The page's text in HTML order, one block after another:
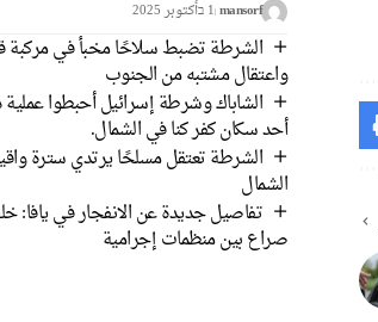
mansorf1 בأكتوبر 2025
الشرطة تضبط سلاحًا مخبأ في مركبة
واعتقال مشتبه من الجنوب
الشاباك وشرطة إسرائيل أحبطوا
أحد سكان كفر كنا في الشمال.
الشرطة تعتقل مسلحًا يرتدي سترة
الشمال
تفاصيل جديدة عن الانفجار في يافا:
صراع بين منظمات إجرامية